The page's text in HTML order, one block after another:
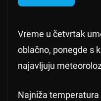
Vreme u četvrtak
oblačno, ponegde s
najavljuju
Najniža temperatura